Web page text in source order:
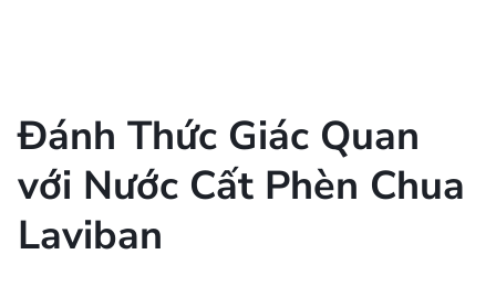
Đánh Thức Giác Quan
với Nước Cất Phèn Chua
Laviban